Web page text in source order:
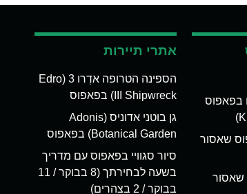
בפאפוס
שאסור
שאסור
אתרי תיירות
הספינה הטרופה אדְרו 3 (Edro
III Shipwreck) בפאפוס
גן בוטני אדוניס (Adonis
Botanical Garden) בפאפוס
סיור סגוויי בפאפוס עם מדריך
בשעה לבחירתך (8 בבוקר / 11
בבוקר / 2 בצהרים)